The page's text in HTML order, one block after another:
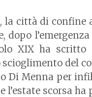
la città di
dopo
XIX ha scritto
scioglimento del
Di Menna per
scorsa ha